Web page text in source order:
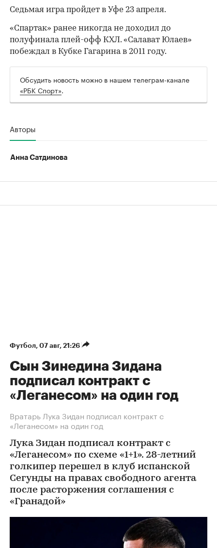
Седьмая игра пройдет в Уфе 23 апреля.
«Спартак» ранее никогда не доходил до
полуфинала плей-офф КХЛ. «Салават Юлаев»
побеждал в Кубке Гагарина в 2011 году.
Обсудить новость можно в нашем телеграм-канале
«РБК Спорт».
Авторы
Анна Сатдинова
Футбол⁠, 07 авг, 21:26
Сын Зинедина Зидана
подписал контракт с
«Леганесом» на один год
Вратарь Лука Зидан подписал контракт с
«Леганесом» на один год
Лука Зидан подписал контракт с
«Леганесом» по схеме «1+1». 28-летний
голкипер перешел в клуб испанской
Сегунды на правах свободного агента
после расторжения соглашения с
«Гранадой»